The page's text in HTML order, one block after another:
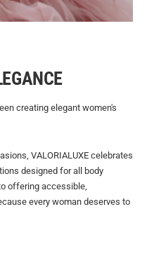
creating elegant women's
VALORIALUXE celebrates
designed for all body
offering accessible,
every woman deserves to